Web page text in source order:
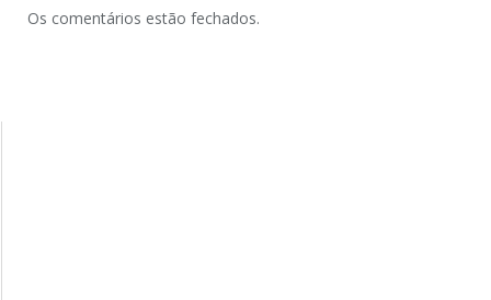
Os comentários estão fechados.